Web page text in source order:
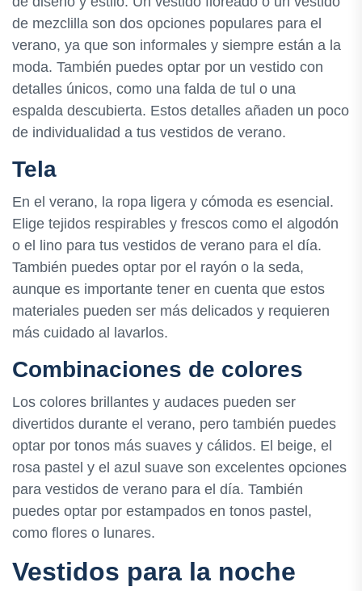
de mezclilla son dos opciones populares para el
verano, ya que son informales y siempre están a la
moda. También puedes optar por un vestido con
detalles únicos, como una falda de tul o una
espalda descubierta. Estos detalles añaden un poco
de individualidad a tus vestidos de verano.
Tela
En el verano, la ropa ligera y cómoda es esencial.
Elige tejidos respirables y frescos como el algodón
o el lino para tus vestidos de verano para el día.
También puedes optar por el rayón o la seda,
aunque es importante tener en cuenta que estos
materiales pueden ser más delicados y requieren
más cuidado al lavarlos.
Combinaciones de colores
Los colores brillantes y audaces pueden ser
divertidos durante el verano, pero también puedes
optar por tonos más suaves y cálidos. El beige, el
rosa pastel y el azul suave son excelentes opciones
para vestidos de verano para el día. También
puedes optar por estampados en tonos pastel,
como flores o lunares.
Vestidos para la noche